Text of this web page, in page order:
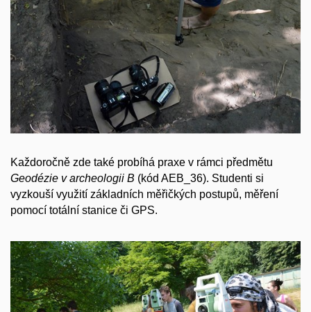
Každoročně zde také probíhá praxe v rámci předmětu
Geodézie v archeologii B (kód AEB_36). Studenti si
vyzkouší využití základních měřičkých postupů, měření
pomocí totální stanice či GPS.